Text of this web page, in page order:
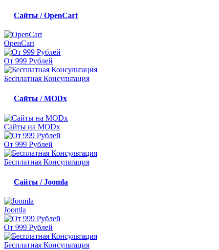
Сайты / OpenCart
OpenCart
От 999 Рублей
Бесплатная Консультация
Сайты / MODx
Сайты на MODx
От 999 Рублей
Бесплатная Консультация
Сайты / Joomla
Joomla
От 999 Рублей
Бесплатная Консультация